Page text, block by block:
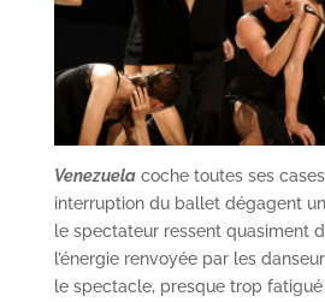
Venezuelacoche toutes ses
interruption du ballet dégagent
le spectateur ressent quasiment
l’énergie renvoyée par les
le spectacle, presque trop